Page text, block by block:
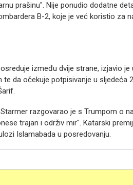
prašinu". Nije ponudio dodatne
B-2, koje je već koristio za
između dvije strane, izjavio
da očekuje potpisivanje u sljedeća
razgovarao je s Trumpom o
trajan i održiv mir". Katarski
Islamabada u posredovanju.